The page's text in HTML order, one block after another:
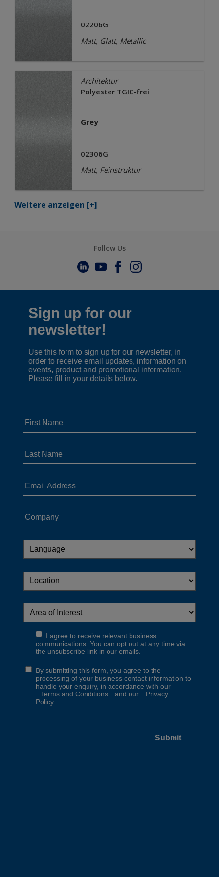
02206G
Matt, Glatt, Metallic
Architektur
Polyester TGIC-frei
Grey
02306G
Matt, Feinstruktur
Weitere anzeigen [+]
Follow Us